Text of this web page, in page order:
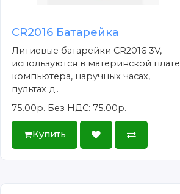
CR2016 Батарейка
Литиевые батарейки CR2016 3V,
используются в материнской плате
компьютера, наручных часах,
пультах д..
75.00р. Без НДС: 75.00р.
Купить